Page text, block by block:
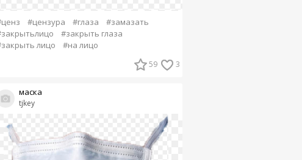
#цензура #глаза
#замазать
#закрыть глаза
лицо
#на лицо
59 3
tjkey
маска